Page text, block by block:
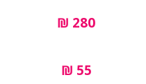
280 ₪
55 ₪